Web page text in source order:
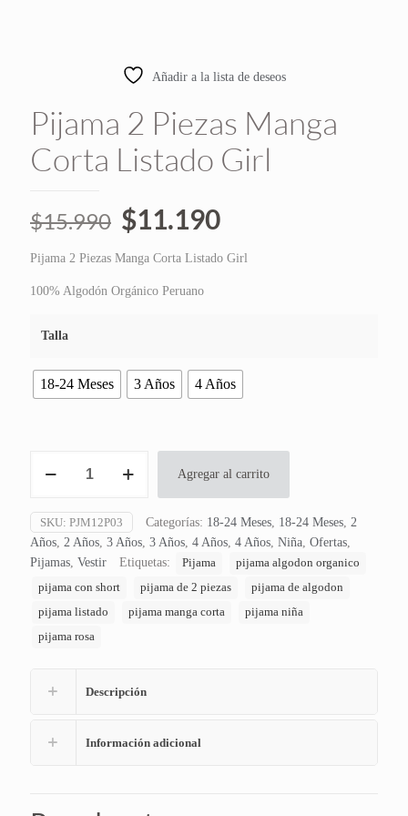
Añadir a la lista de deseos
Pijama 2 Piezas Manga
Corta Listado Girl
$15.990 El
precio
original
era:
$11.190El
precio
actual
Pijama 2 Piezas Manga Corta Listado Girl
100% Algodón Orgánico Peruano
Talla
18-24 Meses 3 Años 4 Años
Manga
Corta
Listado
cantidad
Agregar al carrito
SKU: PJM12P03 Categorías: 18-24 Meses, 18-24 Meses, 2
Años, 2 Años, 3 Años, 3 Años, 4 Años, 4 Años, Niña, Ofertas,
Pijamas, Vestir Etiquetas: Pijama
pijama algodon organico
pijama con short
pijama de 2 piezas
pijama de algodon
pijama listado
pijama manga corta
pijama niña
pijama rosa
Descripción
Información adicional